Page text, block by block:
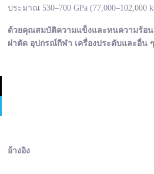
ประมาณ 530–700 GPa
ด้วยคุณสมบัติความแข็งและทนความร้อนสู
ผ่าตัด อุปกรณ์กีฬา เครื่องประดับและอื่น ๆ
อ้างอิง